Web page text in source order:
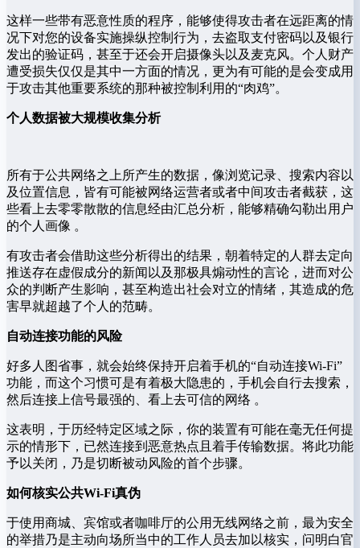
这样一些带有恶意性质的程序，能够使得攻击者在远距离的情
况下对您的设备实施操纵控制行为，去盗取支付密码以及银行
发出的验证码，甚至于还会开启摄像头以及麦克风。个人财产
遭受损失仅仅是其中一方面的情况，更为有可能的是会变成用
于攻击其他重要系统的那种被控制利用的“肉鸡”。
个人数据被大规模收集分析
所有于公共网络之上所产生的数据，像浏览记录、搜索内容以
及位置信息，皆有可能被网络运营者或者中间攻击者截获，这
些看上去零零散散的信息经由汇总分析，能够精确勾勒出用户
的个人画像 。
有攻击者会借助这些分析得出的结果，朝着特定的人群去定向
推送存在虚假成分的新闻以及那极具煽动性的言论，进而对公
众的判断产生影响，甚至构造出社会对立的情绪，其造成的危
害早就超越了个人的范畴。
自动连接功能的风险
好多人图省事，就会始终保持开启着手机的“自动连接Wi-Fi”
功能，而这个习惯可是有着极大隐患的，手机会自行去搜索，
然后连接上信号最强的、看上去可信的网络 。
这表明，于历经特定区域之际，你的装置有可能在毫无任何提
示的情形下，已然连接到恶意热点且着手传输数据。将此功能
予以关闭，乃是切断被动风险的首个步骤。
如何核实公共Wi-Fi真伪
于使用商城、宾馆或者咖啡厅的公用无线网络之前，最为安全
的举措乃是主动向场所当中的工作人员去加以核实，问明白官